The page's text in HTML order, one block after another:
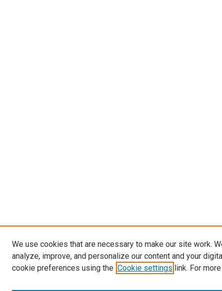
We use cookies that are necessary to make our site work.
analyze, improve, and personalize our content and your
cookie preferences using the Cookie settings link. For